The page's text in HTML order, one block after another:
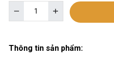
Thông tin sản phẩm: